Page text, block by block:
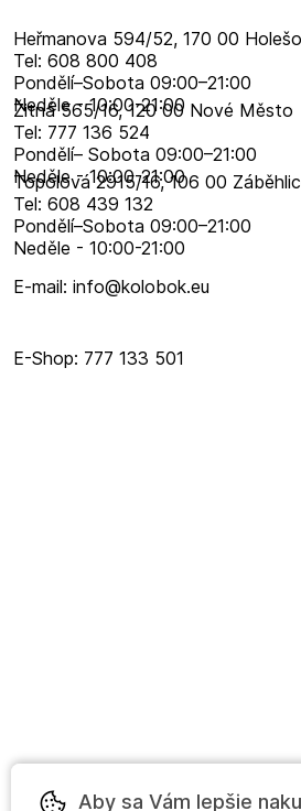
Heřmanova 594/52, 170 00
Tel: 608 800 408
Pondělí–​Sobota 09:00–​21:00
Neděle - 10:00-21:00
Žitná 565/16, 120 00 Nové Město
Tel: 777 136 524
Pondělí– Sobota 09:00–21:00
Neděle - 10:00-21:00
Topolová 2915/16, 106 00
Tel: 608 439 132
Pondělí–​Sobota 09:00–​21:00
Neděle - 10:00-21:00
E-mail: info@kolobok.eu
E-Shop: 777 133 501
Aby sa Vám lepšie